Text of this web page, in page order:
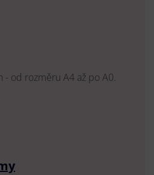
- od rozměru A4 až po A0.